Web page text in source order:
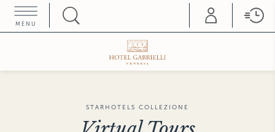
MENU
Helvetia & Bristol
Luxury Apartments
Terme di Saturnia
SIENA
STARHOTELS COLLEZIONE